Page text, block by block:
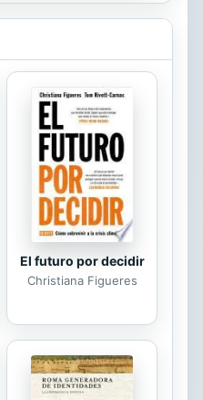
actual tienen que
en que fluye la
en el cual la energía
en una dirección, y
para el
de la energía en
lo cual hace
regulación constante
y el consumo,
El futuro por decidir
Christiana Figueres